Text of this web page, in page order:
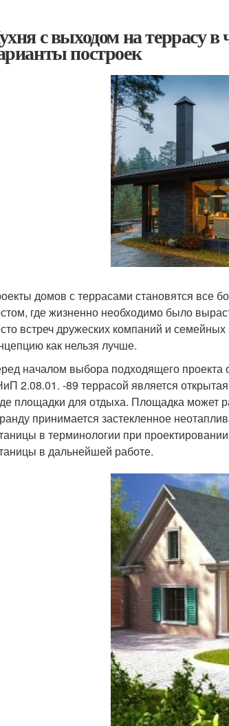
с выходом на террасу
построек
домов с террасами становятся все
где жизненно необходимо было
встреч дружеских компаний и
как нельзя лучше.
началом выбора подходящего проекта
2.08.01. -89 террасой является
площадки для отдыха. Площадка может
принимается застекленное
в терминологии при
в дальнейшей работе.